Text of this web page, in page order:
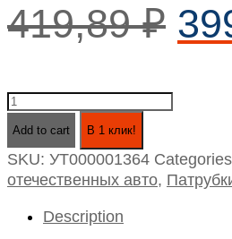
419,89₽
4370-
силиконовый
для
интеркулера
Add to cart В 1 клик!
SKU: УТ000001364
отечественных авто,
Description